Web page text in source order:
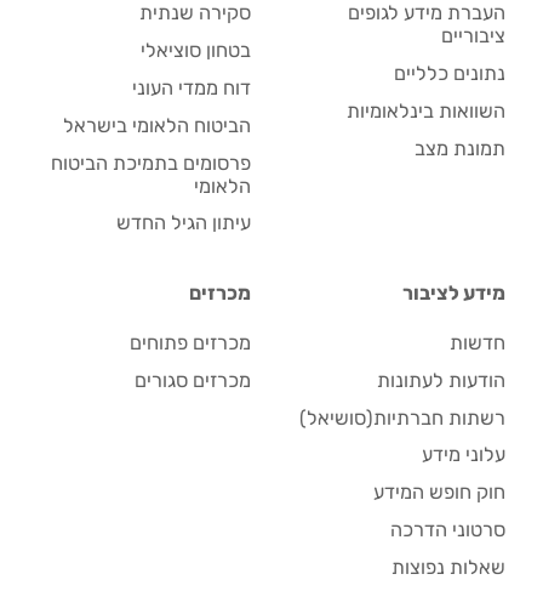
העברת מידע לגופים
ציבוריים
נתונים כלליים
השוואות בינלאומיות
תמונת מצב
סקירה שנתית
בטחון סוציאלי
דוח ממדי העוני
הביטוח הלאומי בישראל
פרסומים בתמיכת הביטוח
הלאומי
עיתון הגיל החדש
מידע לציבור
חדשות
הודעות לעתונות
רשתות חברתיות(סושיאל)
עלוני מידע
חוק חופש המידע
סרטוני הדרכה
שאלות נפוצות
מכרזים
מכרזים פתוחים
מכרזים סגורים